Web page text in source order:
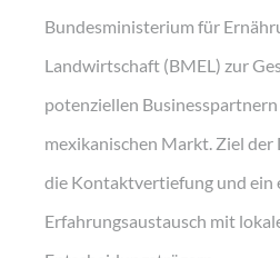
Bundesministerium für
Landwirtschaft (BMEL) zur
potenziellen Businesspartnern
mexikanischen Markt. Ziel der
die Kontaktvertiefung und ein
Erfahrungsaustausch mit